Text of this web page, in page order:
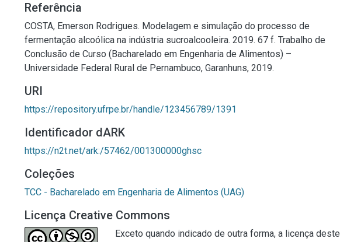
Referência
COSTA, Emerson Rodrigues. Modelagem e simulação do processo de
fermentação alcoólica na indústria sucroalcooleira. 2019. 67 f. Trabalho de
Conclusão de Curso (Bacharelado em Engenharia de Alimentos) –
Universidade Federal Rural de Pernambuco, Garanhuns, 2019.
URI
https://repository.ufrpe.br/handle/123456789/1391
Identificador dARK
https://n2t.net/ark:/57462/001300000ghsc
Coleções
TCC - Bacharelado em Engenharia de Alimentos (UAG)
Licença Creative Commons
Exceto quando indicado de outra forma, a licença deste